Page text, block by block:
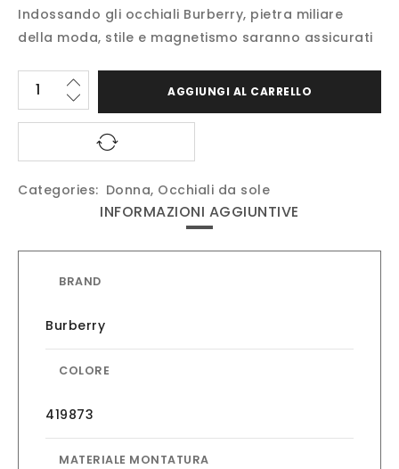
Indossando gli occhiali Burberry, pietra miliare
della moda, stile e magnetismo saranno assicurati
AGGIUNGI AL CARRELLO
Categories: Donna, Occhiali da sole
INFORMAZIONI AGGIUNTIVE
BRAND
Burberry
COLORE
419873
MATERIALE MONTATURA